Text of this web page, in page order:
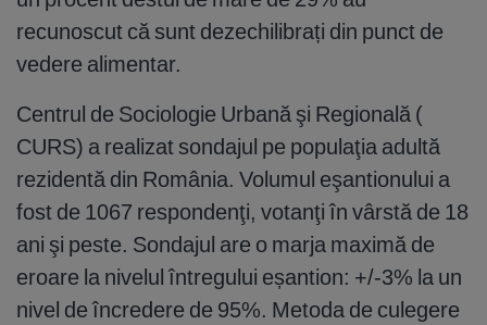
recunoscut că sunt dezechilibrați din punct de
vedere alimentar.
Centrul de Sociologie Urbană şi Regională (
CURS) a realizat sondajul pe populaţia adultă
rezidentă din România. Volumul eşantionului a
fost de 1067 respondenţi, votanţi în vârstă de 18
ani şi peste. Sondajul are o marja maximă de
eroare la nivelul întregului eșantion: +/-3% la un
nivel de încredere de 95%. Metoda de culegere